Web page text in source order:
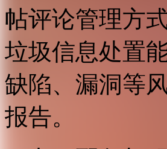
帖评论管理方
垃圾信息处置
缺陷、漏洞等
报告。